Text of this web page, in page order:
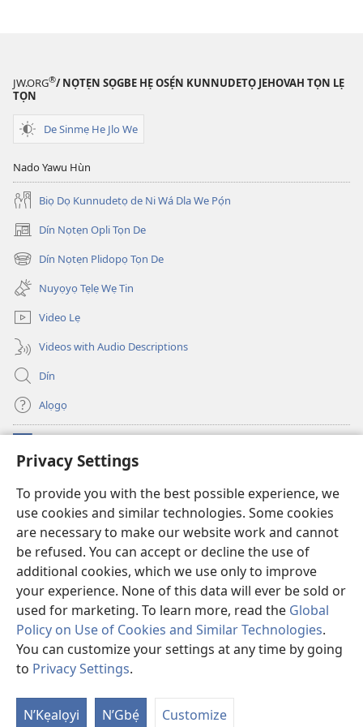
Privacy Settings
To provide you with the best possible experience, we
use cookies and similar technologies. Some cookies
are necessary to make our website work and cannot
be refused. You can accept or decline the use of
additional cookies, which we use only to improve
your experience. None of this data will ever be sold or
used for marketing. To learn more, read the Global
Policy on Use of Cookies and Similar Technologies.
You can customize your settings at any time by going
to Privacy Settings.
N’Kẹalọyi N’Gbẹ́ Customize
2015
JW.ORG®/ NỌTẸN SỌGBE HẸ OSẸ́N KUNNUDETỌ JEHOVAH TỌN LẸ
TỌN
De Sinmẹ He Jlo We
Nado Yawu Hùn
Biọ Dọ Kunnudetọ de Ni Wá Dla We Pọ́n
Dín Nọtẹn Opli Tọn De
(opens
new
window)
Dín Nọtẹn Plidopọ Tọn De
(opens
new
window)
Nuyọyọ Tẹlẹ Wẹ Tin
Video Lẹ
Videos with Audio Descriptions
Dín
Alọgọ
(opens
new
Wesẹdotẹn Intẹnẹt Ji Tọn Watchtower Tọn
(opens
new
window)JW Hub
(opens
new
window)Azọ́nwanu JW Library
Copyright© 2026 Watch Tower Bible and Tract Society of Pennsylvania.
OSẸ́N NỌTẸN LỌ TỌN LẸ
|